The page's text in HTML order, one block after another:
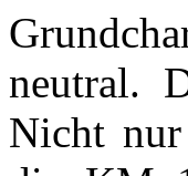
neutral.
Nicht